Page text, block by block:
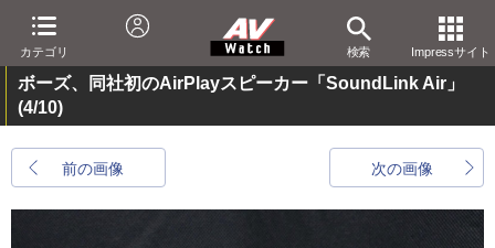
カテゴリ 検索 Impressサイト
ボーズ、同社初のAirPlayスピーカー「SoundLink Air」
(4/10)
前の画像 次の画像